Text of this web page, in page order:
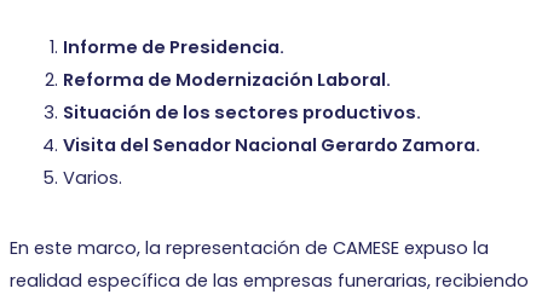
Informe de Presidencia.
Reforma de Modernización Laboral.
Situación de los sectores productivos.
Visita del Senador Nacional Gerardo Zamora.
Varios.
En este marco, la representación de CAMESE expuso la
realidad específica de las empresas funerarias, recibiendo